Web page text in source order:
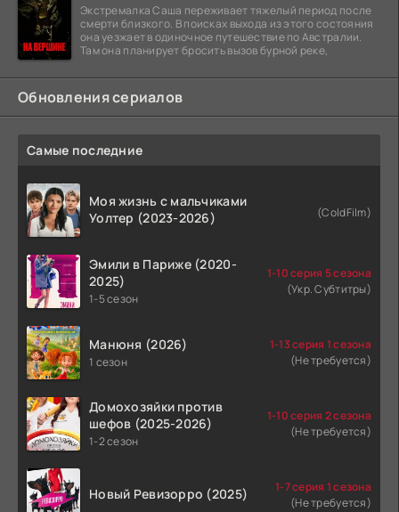
Экстремалка Саша переживает тяжелый период после
смерти близкого. В поисках выхода из этого состояния
она уезжает в одиночное путешествие по Австралии.
Там она планирует бросить вызов бурной реке,
Обновления сериалов
Самые последние
Моя жизнь с мальчиками
Уолтер (2023-2026)
(ColdFilm)
Эмили в Париже (2020-
2025)
1-5 сезон
1-10 серия 5 сезона
(Укр. Субтитры)
Манюня (2026)
1 сезон
1-13 серия 1 сезона
(Не требуется)
Домохозяйки против
шефов (2025-2026)
1-2 сезон
1-10 серия 2 сезона
(Не требуется)
Новый Ревизорро (2025)
1-7 серия 1 сезона
(Не требуется)